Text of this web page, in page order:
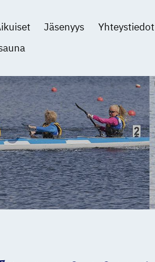
Jäsenyys Yhteystiedot